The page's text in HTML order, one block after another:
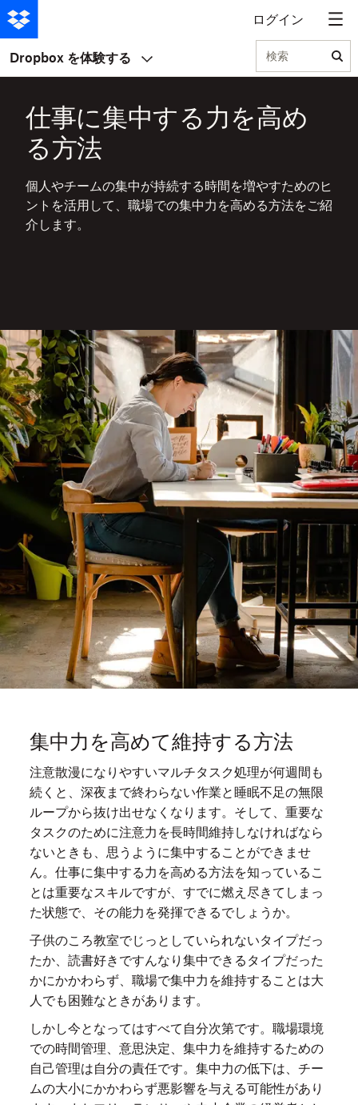
ログイン
Dropbox を体験する 検索
仕事に集中する力を高め
る方法
個人やチームの集中が持続する時間を増やすためのヒ
ントを活用して、職場での集中力を高める方法をご紹
介します。
集中力を高めて維持する方法
注意散漫になりやすいマルチタスク処理が何週間も
続くと、深夜まで終わらない作業と睡眠不足の無限
ループから抜け出せなくなります。そして、重要な
タスクのために注意力を長時間維持しなければなら
ないときも、思うように集中することができませ
ん。仕事に集中する力を高める方法を知っているこ
とは重要なスキルですが、すでに燃え尽きてしまっ
た状態で、その能力を発揮できるでしょうか。
子供のころ教室でじっとしていられないタイプだっ
たか、読書好きですんなり集中できるタイプだった
かにかかわらず、職場で集中力を維持することは大
人でも困難なときがあります。
しかし今となってはすべて自分次第です。職場環境
での時間管理、意思決定、集中力を維持するための
自己管理は自分の責任です。集中力の低下は、チー
ムの大小にかかわらず悪影響を与える可能性があり